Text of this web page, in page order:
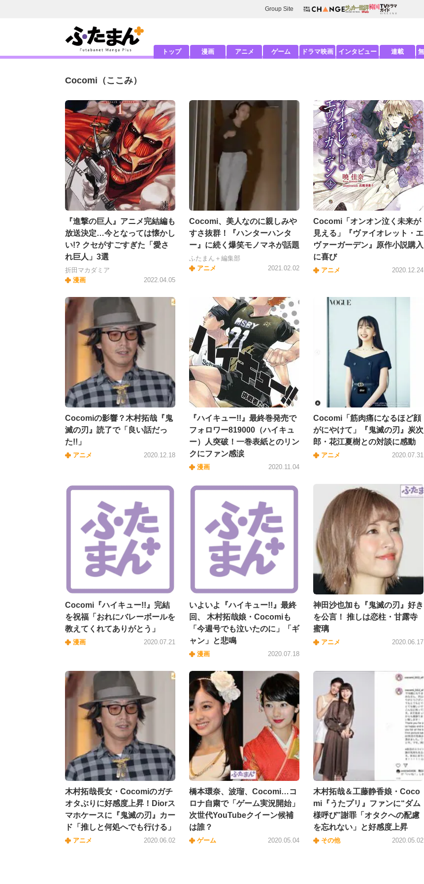
Group Site
トップ 漫画 アニメ ゲーム ドラマ映画 インタビュー 連載
Cocomi （ここみ）
『進撃の巨人』アニメ完結編も
放送決定…今となっては懐かし
い!? クセがすごすぎた「愛さ
れ巨人」3選
折田マカダミア
漫画
2022.04.05
Cocomi、美人なのに親しみや
すさ抜群！『ハンターハンタ
ー』に続く爆笑モノマネが話題
ふたまん＋編集部
アニメ
2021.02.02
Cocomi「オンオン泣く未来が
見える」『ヴァイオレット・エ
ヴァーガーデン』原作小説購入
に喜び
アニメ 2020.12.24
Cocomiの影響？木村拓哉『鬼
滅の刃』読了で「良い話だっ
た!!」
アニメ 2020.12.18
『ハイキュー!!』最終巻発売で
フォロワー819000（ハイキュ
ー）人突破！一巻表紙とのリン
クにファン感涙
漫画 2020.11.04
Cocomi「筋肉痛になるほど顔
がにやけて」『鬼滅の刃』炭次
郎・花江夏樹との対談に感動
アニメ 2020.07.31
Cocomi『ハイキュー!!』完結
を祝福「おれにバレーボールを
教えてくれてありがとう」
漫画 2020.07.21
いよいよ『ハイキュー!!』最終
回、 木村拓哉娘・Cocomiも
「今週号でも泣いたのに」「ギ
ャン」と悲鳴
漫画 2020.07.18
神田沙也加も『鬼滅の刃』好き
を公言！ 推しは恋柱・甘露寺
蜜璃
アニメ 2020.06.17
木村拓哉長女・Cocomiのガチ
オタぶりに好感度上昇！Diorス
マホケースに『鬼滅の刃』カー
ド「推しと何処へでも行ける」
アニメ 2020.06.02
橋本環奈、波瑠、Cocomi…コ
ロナ自粛で「ゲーム実況開始」
次世代YouTubeクイーン候補
は誰？
ゲーム 2020.05.04
木村拓哉＆工藤静香娘・Coco
mi『うたプリ』ファンに“ダム
様呼び”謝罪「オタクへの配慮
を忘れない」と好感度上昇
その他 2020.05.02